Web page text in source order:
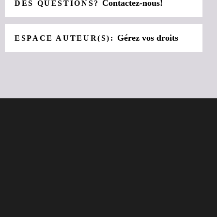
DES QUESTIONS?Contactez-nous!
ESPACE AUTEUR(S): Gérez vos droits